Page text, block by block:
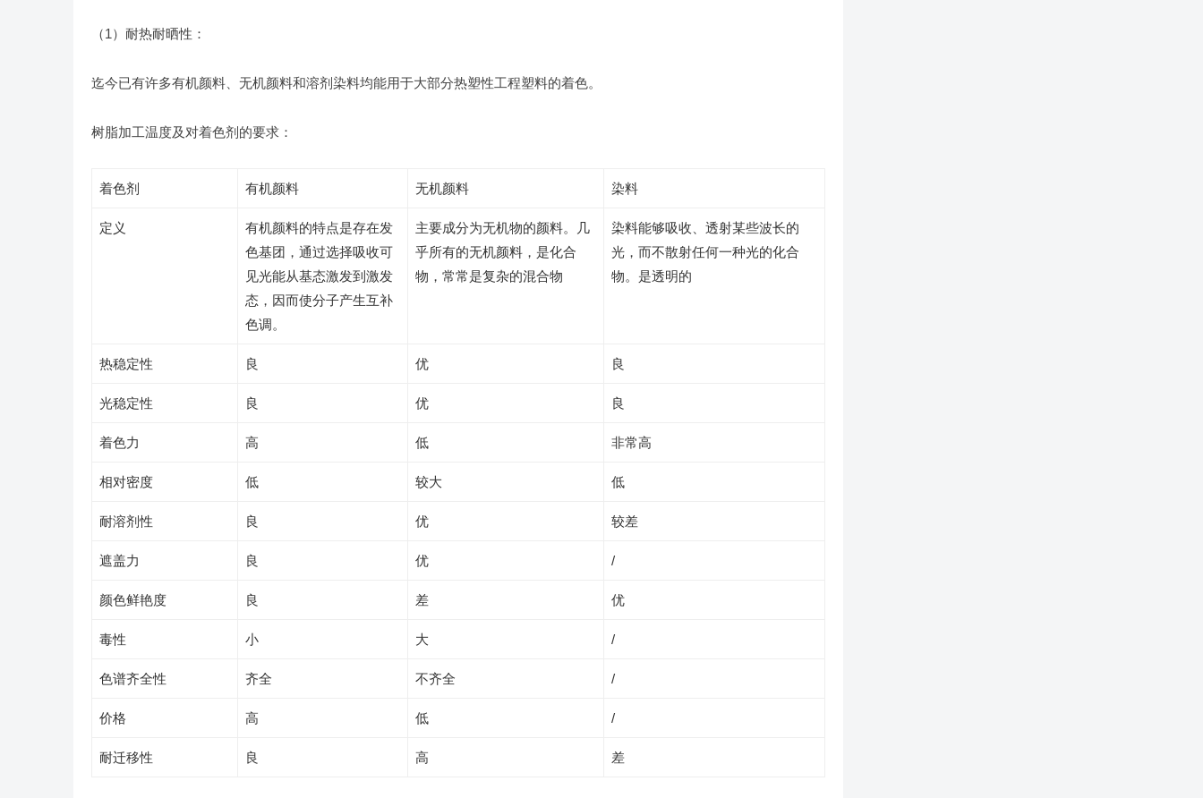
（1）耐热耐晒性：
迄今已有许多有机颜料、无机颜料和溶剂染料均能用于大部分热塑性工程塑料的着色。
树脂加工温度及对着色剂的要求：
着色剂 有机颜料 无机颜料 染料
定义
有机颜料的特点是存在发
色基团，通过选择吸收可
见光能从基态激发到激发
态，因而使分子产生互补
色调。
主要成分为无机物的颜料。几
乎所有的无机颜料，是化合
物，常常是复杂的混合物
染料能够吸收、透射某些波长的
光，而不散射任何一种光的化合
物。是透明的
热稳定性 良 优 良
光稳定性 良 优 良
着色力 高 低 非常高
相对密度 低 较大 低
耐溶剂性 良 优 较差
遮盖力 良 优 /
颜色鲜艳度 良 差 优
毒性 小 大 /
色谱齐全性 齐全 不齐全 /
价格 高 低 /
耐迁移性 良 高 差